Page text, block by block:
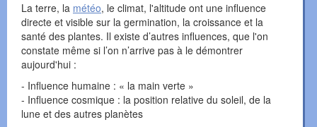
La terre, la météo, le climat, l'altitude ont une influence
directe et visible sur la germination, la croissance et la
santé des plantes. Il existe d’autres influences, que l'on
constate même si l’on n’arrive pas à le démontrer
aujourd'hui :
- Influence humaine : « la main verte »
- Influence cosmique : la position relative du soleil, de la
lune et des autres planètes